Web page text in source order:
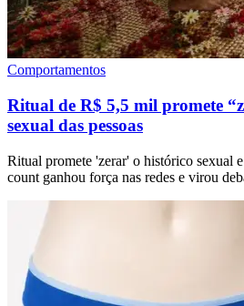
Comportamentos
Ritual de R$ 5,5 mil promete
sexual das pessoas
Ritual promete 'zerar' o histórico sexual
count ganhou força nas redes e virou